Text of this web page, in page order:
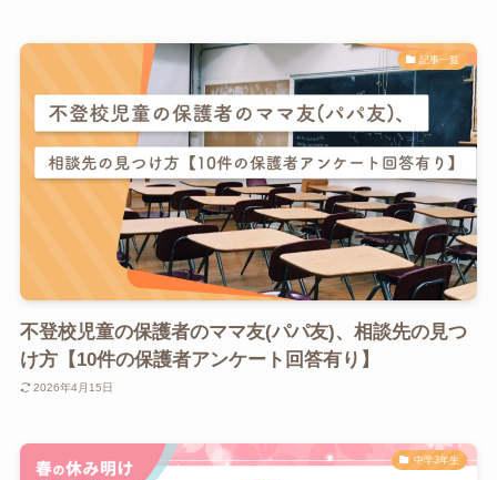
記事一覧
不登校児童の保護者のママ友(パパ友)、相談先の見つ
け方【10件の保護者アンケート回答有り】
2026年4月15日
中学3年生